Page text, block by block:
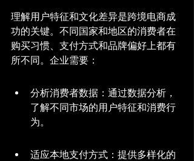
理解用户特征和文化差异是跨境电商成
功的关键。不同国家和地区的消费者在
购买习惯、支付方式和品牌偏好上都有
所不同。企业需要：
分析消费者数据：通过数据分析，
了解不同市场的用户特征和消费行
为。
适应本地支付方式：提供多样化的